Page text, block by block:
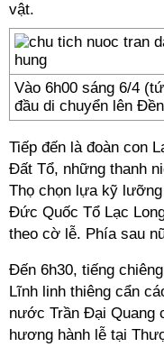
vật.
Vào 6h00 sáng 6/4
đầu di chuyển lên
Tiếp đến là đoàn con
Đất Tổ, những thanh
Thọ chọn lựa kỹ
Đức Quốc Tổ Lạc
theo cờ lễ. Phía sau
Đến 6h30, tiếng
Lĩnh linh thiêng cẩn
nước Trần Đại Quang
hương hành lễ tại